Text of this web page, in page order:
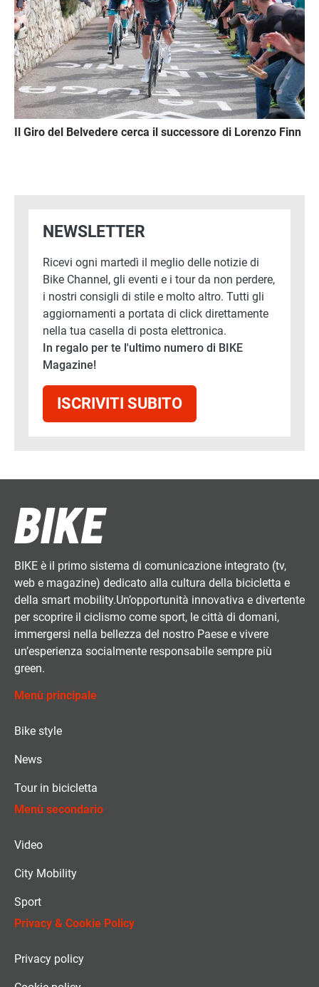
Il Giro del Belvedere cerca il successore di Lorenzo Finn
NEWSLETTER
Ricevi ogni martedì il meglio delle notizie di
Bike Channel, gli eventi e i tour da non perdere,
i nostri consigli di stile e molto altro. Tutti gli
aggiornamenti a portata di click direttamente
nella tua casella di posta elettronica.
In regalo per te l'ultimo numero di BIKE
Magazine!
ISCRIVITI SUBITO
BIKE è il primo sistema di comunicazione integrato (tv,
web e magazine) dedicato alla cultura della bicicletta e
della smart mobility.Un’opportunità innovativa e divertente
per scoprire il ciclismo come sport, le città di domani,
immergersi nella bellezza del nostro Paese e vivere
un’esperienza socialmente responsabile sempre più
green.
Menù principale
Bike style
News
Tour in bicicletta
Menù secondario
Video
City Mobility
Sport
Privacy & Cookie Policy
Privacy policy